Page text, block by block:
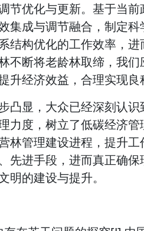
节优化与更新。基于当
集成与调节融合，制定
结构优化的工作效率，进
不断将老龄林取缔，我
升经济效益，合理实现良
凸显，大众已经深刻认
力度，树立了低碳经济
林管理建设进程，提升
先进手段，进而真正确
明的建设与提升。